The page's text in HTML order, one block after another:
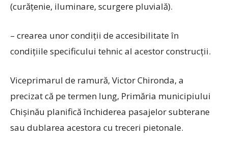
(curățenie, iluminare, scurgere pluvială).
– crearea unor condiții de accesibilitate în
condițiile specificului tehnic al acestor construcții.
Viceprimarul de ramură, Victor Chironda, a
precizat că pe termen lung, Primăria municipiului
Chișinău planifică închiderea pasajelor subterane
sau dublarea acestora cu treceri pietonale.